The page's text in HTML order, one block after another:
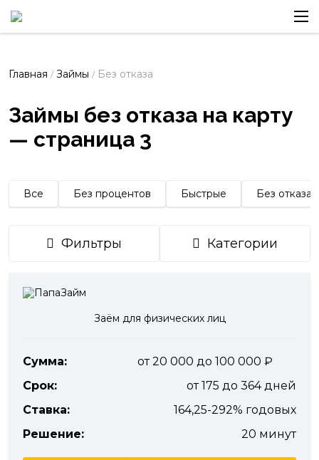
Главная / Займы / Без отказа
Займы без отказа на карту
— страница 3
Все Без процентов Быстрые Без отказа
Фильтры Категории
Заём для физических лиц
Сумма:
от 20 000 до 100 000
Срок:
от 175 до 364 дней
Ставка:
164,25-292% годовых
Решение:
20 минут